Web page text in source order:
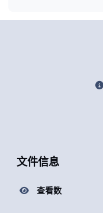
文件信息
查看数